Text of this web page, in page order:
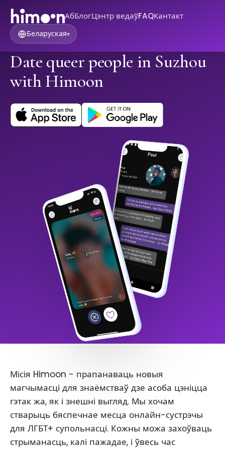
АбБлогЦэнтр ведаўFAQКантакт
Беларуская▾
Date queer people in Suzhou
with Himoon
Місія Himoon - прапанаваць новыя
магчымасці для знаёмстваў дзе асоба цэніцца
гэтак жа, як і знешні выгляд. Мы хочам
стварыць бяспечнае месца онлайн-сустрэчы
для ЛГБТ+ супольнасці. Кожны можа захоўваць
стрыманасць, калі пажадае, і ўвесь час